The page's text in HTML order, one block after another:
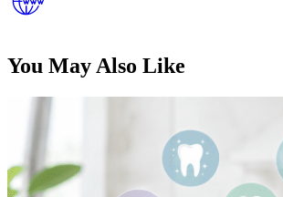
You May Also Like